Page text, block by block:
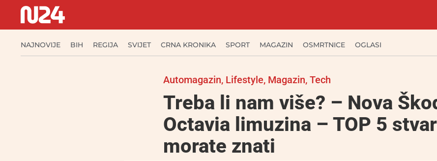
NAJNOVIJE BIH REGIJA SVIJET CRNA KRONIKA SPORT MAGAZIN OSMRTNICE OGLASI
Automagazin, Lifestyle, Magazin, Tech
Treba li nam više? – Nova
Octavia limuzina – TOP 5
morate znati